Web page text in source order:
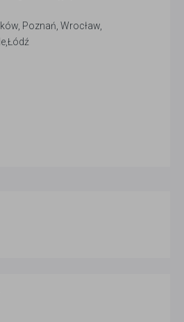
Poznań, Wrocław,